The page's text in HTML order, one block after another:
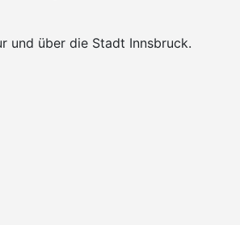
und über die Stadt Innsbruck.